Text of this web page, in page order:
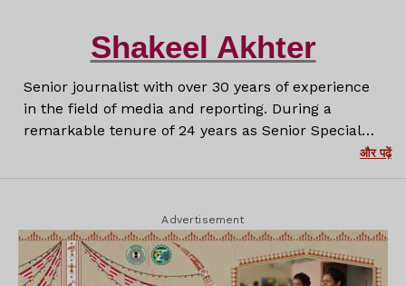
Shakeel Akhter
Senior journalist with over 30 years of experience
in the field of media and reporting. During a
remarkable tenure of 24 years as Senior Special
Correspondent at Prabhat Khabar, I have covered a
wide range of stories with depth, honesty and a
Media, I continue to create insightful and
impactful journalism that informs and engages
readers.
और पढ़ें
Advertisement